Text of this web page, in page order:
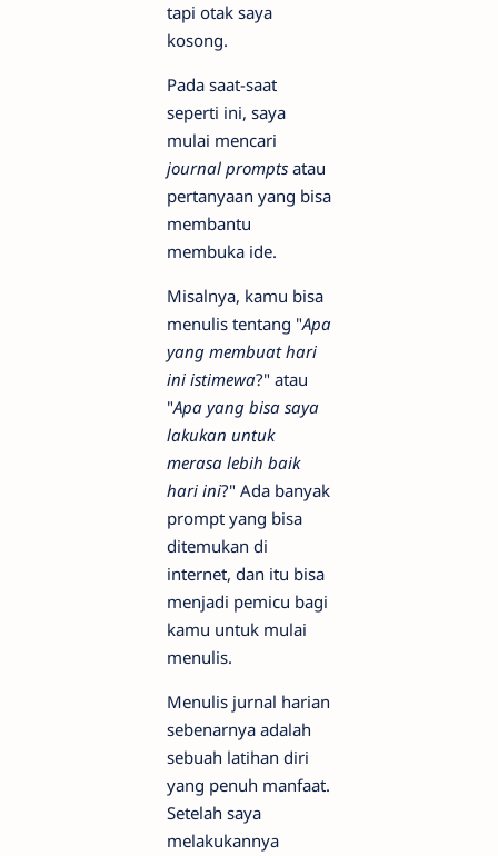
tapi otak saya
kosong.
Pada saat-saat
seperti ini, saya
mulai mencari
journal prompts atau
pertanyaan yang bisa
membantu
membuka ide.
Misalnya, kamu bisa
menulis tentang "Apa
yang membuat hari
ini istimewa?" atau
"Apa yang bisa saya
lakukan untuk
merasa lebih baik
hari ini?" Ada banyak
prompt yang bisa
ditemukan di
internet, dan itu bisa
menjadi pemicu bagi
kamu untuk mulai
menulis.
Menulis jurnal harian
sebenarnya adalah
sebuah latihan diri
yang penuh manfaat.
Setelah saya
melakukannya